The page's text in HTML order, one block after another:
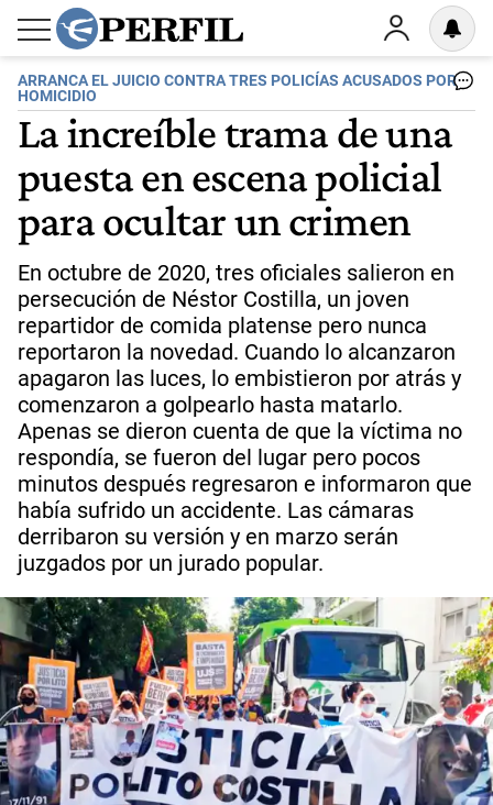
ARRANCA EL JUICIO CONTRA TRES POLICÍAS ACUSADOS POR
HOMICIDIO
La increíble trama de una
puesta en escena policial
para ocultar un crimen
En octubre de 2020, tres oficiales salieron en
persecución de Néstor Costilla, un joven
repartidor de comida platense pero nunca
reportaron la novedad. Cuando lo alcanzaron
apagaron las luces, lo embistieron por atrás y
comenzaron a golpearlo hasta matarlo.
Apenas se dieron cuenta de que la víctima no
respondía, se fueron del lugar pero pocos
minutos después regresaron e informaron que
había sufrido un accidente. Las cámaras
derribaron su versión y en marzo serán
juzgados por un jurado popular.